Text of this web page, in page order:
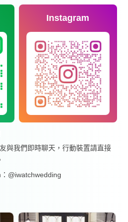
Instagram
與我們即時聊天，行動裝置請直接
@iwatchwedding